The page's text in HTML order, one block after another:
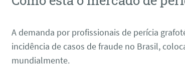
A demanda por profissionais de perícia
incidência de casos de fraude no Brasil,
mundialmente.